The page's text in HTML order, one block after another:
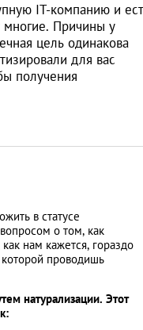
IT-компанию и
Причины у
цель одинакова
для вас
получения
в статусе
о том, как
нам кажется, гораздо
проводишь
натурализации. Этот